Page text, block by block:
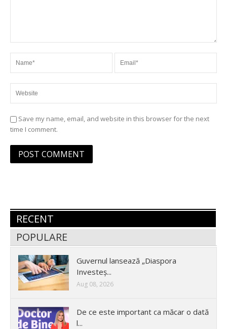
Save my name, email, and website in this browser for the next
time I comment.
RECENT
POPULARE
Guvernul lansează „Diaspora
Investeș...
Aug 08, 2026
De ce este important ca măcar o dată
l...